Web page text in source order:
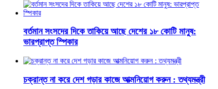
বর্তমান সংসদের দিকে তাকিয়ে আছে দেশের ১৮ কোটি মানুষ:
ভারপ্রাপ্ত স্পিকার
চক্রান্ত না করে দেশ গড়ার কাজে আত্মনিয়োগ করুন : তথ্যমন্ত্রী